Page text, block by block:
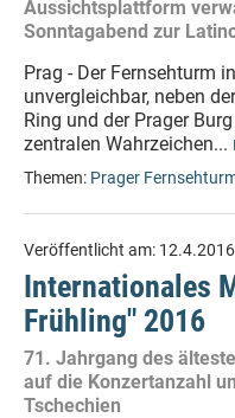
Aussichtsplattform
Sonntagabend zur
Prag - Der Fernsehturm
unvergleichbar, neben
Ring und der Prager
zentralen Wahrzeichen...
Themen: Prager
Veröffentlicht am: 12.4.2016
Internationales
Frühling" 2016
71. Jahrgang des
auf die Konzertanzahl
Tschechien